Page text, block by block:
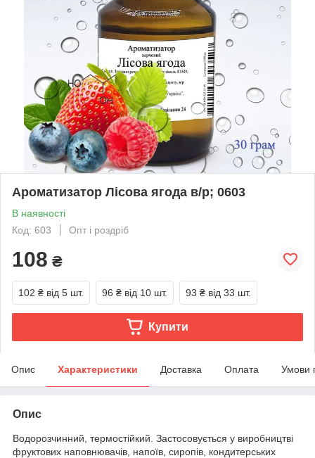
Ароматизатор Лісова ягода в/р; 0603
В наявності
Код: 603
Опт і роздріб
108 ₴
102 ₴ від 5 шт. 96 ₴ від 10 шт. 93 ₴ від 33 шт.
Купити
Опис Характеристики Доставка Оплата Умови
Опис
Водорозчинний, термостійкий. Застосовується у виробництві
фруктових наповнювачів, напоїв, сиропів, кондитерських